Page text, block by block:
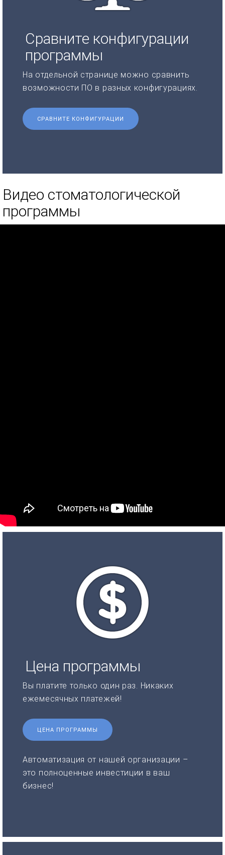
Сравните конфигурации
программы
На отдельной странице можно сравнить
возможности ПО в разных конфигурациях.
СРАВНИТЕ КОНФИГУРАЦИИ
Видео стоматологической
программы
Цена программы
Вы платите только один раз. Никаких
ежемесячных платежей!
ЦЕНА ПРОГРАММЫ
Автоматизация от нашей организации –
это полноценные инвестиции в ваш
бизнес!